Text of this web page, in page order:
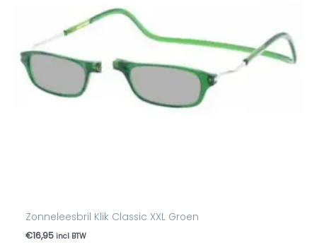
Zonneleesbril Klik Classic XXL Groen
€16,95 incl BTW